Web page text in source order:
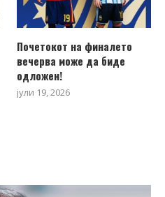
Почетокот на финалето
вечерва може да биде
одложен!
јули 19, 2026